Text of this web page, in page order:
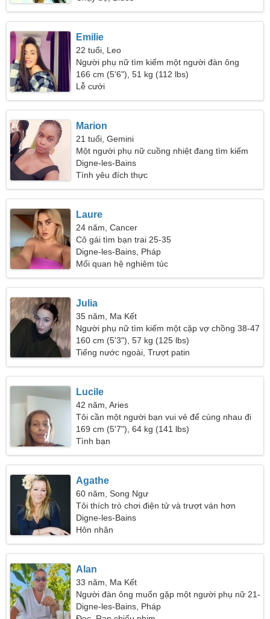
Emilie
22 tuổi, Leo
Người phụ nữ tìm kiếm một người đàn ông
166 cm (5'6"), 51 kg (112 lbs)
Lễ cưới
Marion
21 tuổi, Gemini
Một người phụ nữ cuồng nhiệt đang tìm kiếm
một mối quan hệ lâu dài
Digne-les-Bains
Tình yêu đích thực
Laure
24 năm, Cancer
Cô gái tìm bạn trai 25-35
Digne-les-Bains, Pháp
Mối quan hệ nghiêm túc
Julia
35 năm, Ma Kết
Người phụ nữ tìm kiếm một cặp vợ chồng 38-47
160 cm (5'3"), 57 kg (125 lbs)
Tiếng nước ngoài, Trượt patin
Lucile
42 năm, Aries
Tôi cần một người bạn vui vẻ để cùng nhau đi
dạo
169 cm (5'7"), 64 kg (141 lbs)
Tình bạn
Agathe
60 năm, Song Ngư
Tôi thích trò chơi điện tử và trượt ván hơn
Digne-les-Bains
Hôn nhân
Alan
33 năm, Ma Kết
Người đàn ông muốn gặp một người phụ nữ 21-
31
Digne-les-Bains, Pháp